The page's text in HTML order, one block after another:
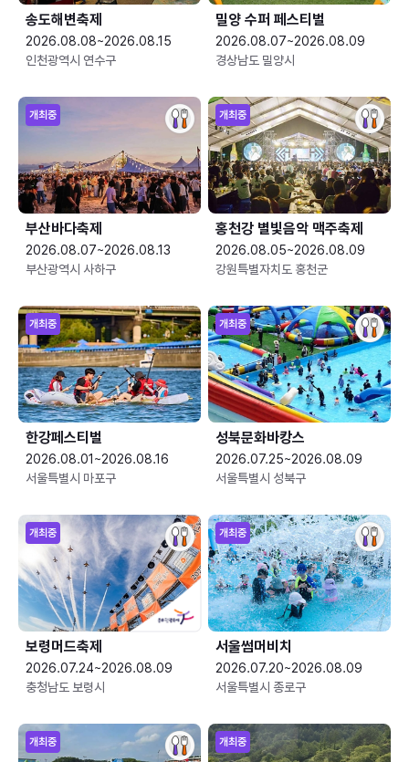
송도해변축제
2026.08.08~2026.08.15
인천광역시 연수구
밀양 수퍼 페스티벌
2026.08.07~2026.08.09
경상남도 밀양시
개최중
부산바다축제
2026.08.07~2026.08.13
부산광역시 사하구
개최중
홍천강 별빛음악 맥주축제
2026.08.05~2026.08.09
강원특별자치도 홍천군
개최중
한강페스티벌
2026.08.01~2026.08.16
서울특별시 마포구
개최중
성북문화바캉스
2026.07.25~2026.08.09
서울특별시 성북구
개최중
보령머드축제
2026.07.24~2026.08.09
충청남도 보령시
개최중
서울썸머비치
2026.07.20~2026.08.09
서울특별시 종로구
개최중 개최중